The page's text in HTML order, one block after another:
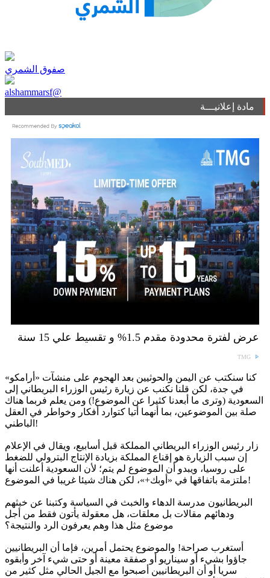
صفوق الشمري
alshammarsf@
مادة إعلانيـــة
عرض لفترة محدودة مقدم 1.5% و تقسيط علي 15 سنة
TMG
كنا سنكتب عن اليمن والحوثيين بعد الهجوم على منشآت «أرامكو»
في جدة، لكن قلنا نكنب عن زيارة رئيس الوزراء البريطاني إلى
السعودية (وترى ما أبعدنا كثيرا عن الموضوع!) ومن يعلم فربما هناك
صلة بين الموضوعين، بما أنهما أتيا كتوارد أفكار وخواطر في العقل
الباطني!
زار رئيس الوزراء البريطاني المملكة قبل أسابيع، ويقال في الإعلام
إن سبب الزيارة هو إقناع المملكة بزيادة الإنتاج البترولي للضغط
على روسيا، ويبدو أن الموضوع لم يتم؛ لأن السعودية أعلنت أنها
ملتزمة باتفاقها في «أوبك+»، لكن هناك شيئا غريبا في الموضوع!
البريطانيون مدرسة الدهاء والخبث في السياسة وكتبنا عن خبثهم
ودهائهم مقالات بل معلقات، هل معقولة يأتون فقط من أجل
موضوع مثل هذا وهم يعرفون الرد والنتيجة؟
أستغرب صراحة! والموضوع يحتمل أمرين، فإما أن البريطانيين
جاؤوا بشيء أو سيناريو أو صفقة معينة أو حتى شيء آخر وأبقوه
سريا أو أن البريطانيين أصبحوا مع الجيل الحالي مثل كثير من